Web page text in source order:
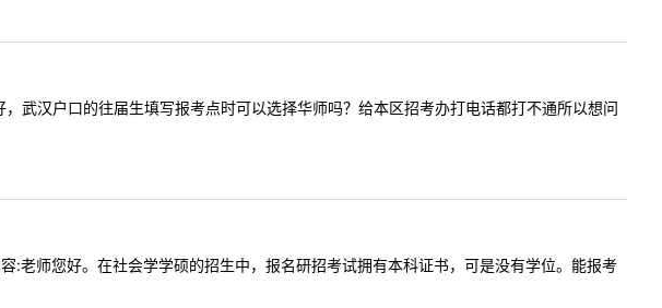
汉户口的往届生填写报考点时可以选择华师吗？给本区招考办打电话都打不通所以想问
师您好。在社会学学硕的招生中，报名研招考试拥有本科证书，可是没有学位。能报考